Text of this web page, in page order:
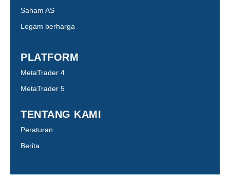
Saham AS
Logam berharga
PLATFORM
MetaTrader 4
MetaTrader 5
TENTANG KAMI
Peraturan
Berita